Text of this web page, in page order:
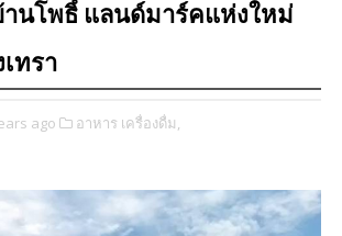
นโพธิ์ แลนด์มาร์คแห่งใหม่
ทรา
ago อาหาร เครื่องดื่ม,